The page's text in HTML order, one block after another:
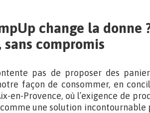
change la donne
sans compromis
pas de proposer des
façon de consommer, en
en-Provence, où l’exigence de
comme une solution